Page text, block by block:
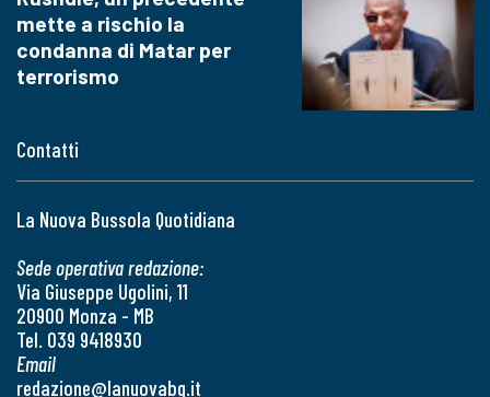
Contatti
La Nuova Bussola Quotidiana
Sede operativa redazione:
Via Giuseppe Ugolini, 11
20900 Monza - MB
Tel. 039 9418930
Email
redazione@lanuovabq.it
mette a rischio la
condanna di Matar per
terrorismo